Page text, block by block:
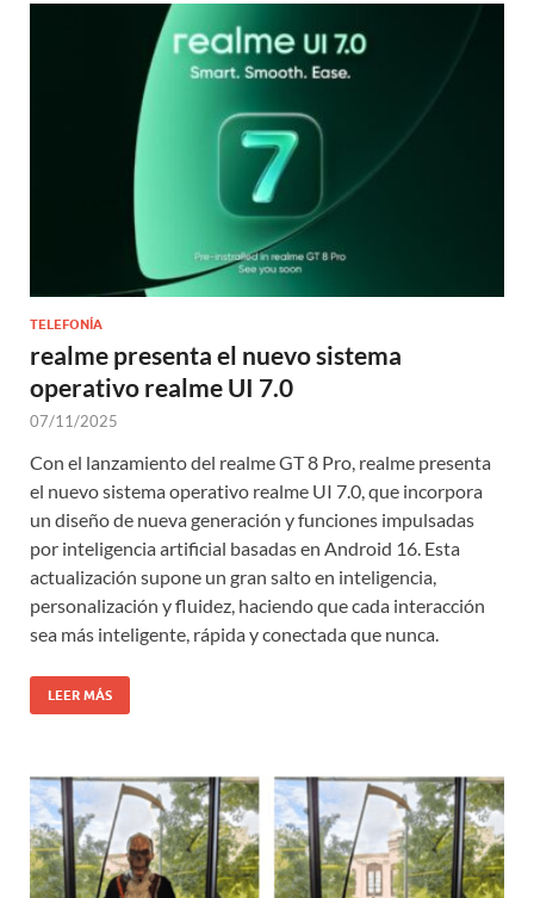
TELEFONÍA
realme presenta el nuevo sistema
operativo realme UI 7.0
07/11/2025
Con el lanzamiento del realme GT 8 Pro, realme presenta
el nuevo sistema operativo realme UI 7.0, que incorpora
un diseño de nueva generación y funciones impulsadas
por inteligencia artificial basadas en Android 16. Esta
actualización supone un gran salto en inteligencia,
personalización y fluidez, haciendo que cada interacción
sea más inteligente, rápida y conectada que nunca.
LEER MÁS